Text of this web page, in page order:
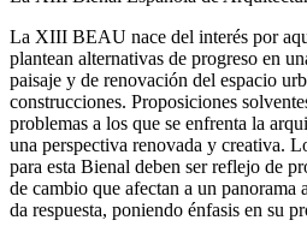
La XIII BEAU nace del interés por
plantean alternativas de progreso en
paisaje y de renovación del espacio
construcciones. Proposiciones
problemas a los que se enfrenta la
una perspectiva renovada y creativa.
para esta Bienal deben ser reflejo de
de cambio que afectan a un panorama
da respuesta, poniendo énfasis en su